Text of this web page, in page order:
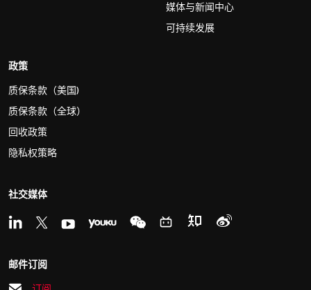
媒体与新闻中心
可持续发展
政策
质保条款（美国)
质保条款（全球）
回收政策
隐私权策略
社交媒体
邮件订阅